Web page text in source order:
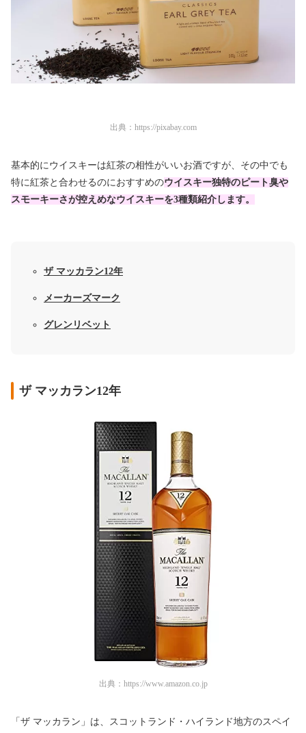
出典： https://pixabay.com
基本的にウイスキーは紅茶の相性がいいお酒ですが、その中でも
特に紅茶と合わせるのにおすすめのウイスキー独特のピート臭や
スモーキーさが控えめなウイスキーを3種類紹介します。
ザ マッカラン12年
メーカーズマーク
グレンリベット
ザ マッカラン12年
出典： https://www.amazon.co.jp
「ザ マッカラン」は、スコットランド・ハイランド地方のスペイ